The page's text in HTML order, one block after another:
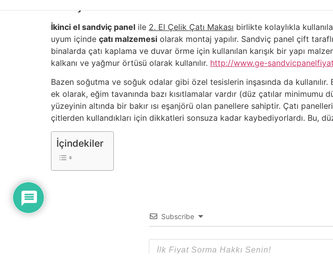
İkinci el sandviç panel ile 2. El Çelik Çatı Makası birlikte kolaylıkla
uyum içinde çatı malzemesi olarak montaj yapılır. Sandviç panel çift
binalarda çatı kaplama ve duvar örme için kullanılan karışık bir yapı
kalkanı ve yağmur örtüsü olarak kullanılır. http://www.ge-
Bazen soğutma ve soğuk odalar gibi özel tesislerin inşasında da
ek olarak, eğim tavanında bazı kısıtlamalar vardır (düz çatılar
yüzeyinin altında bir bakır ısı eşanjörü olan panellere sahiptir. Çatı
çitlerden kullandıkları için dikkatleri sonsuza kadar kaybediyorlardı. Bu,
İçindekiler
Subscribe